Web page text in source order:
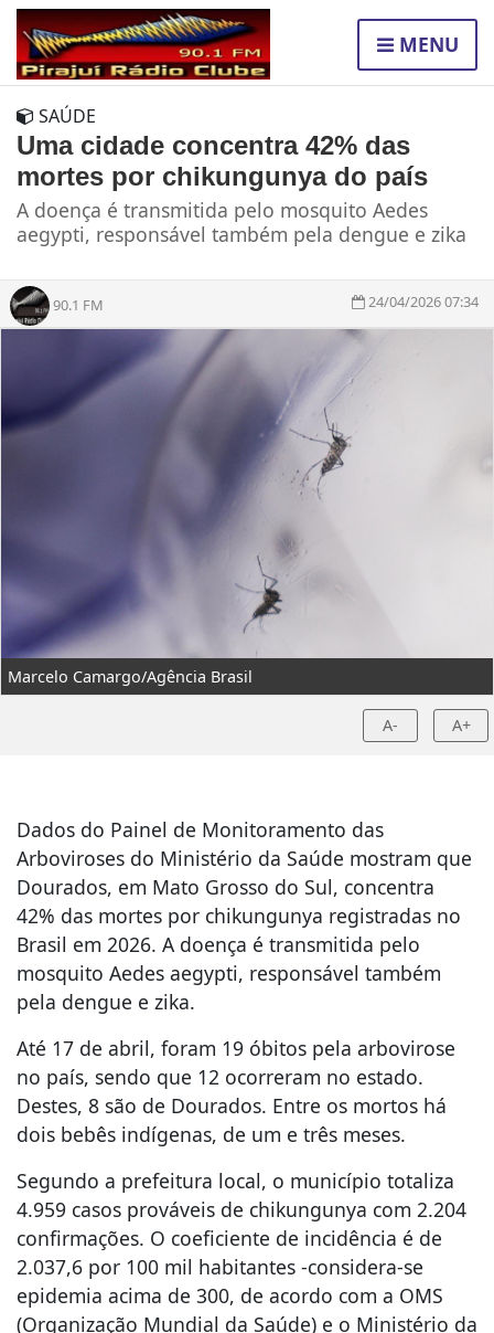
MENU
SAÚDE
Uma cidade concentra 42% das
mortes por chikungunya do país
A doença é transmitida pelo mosquito Aedes
aegypti, responsável também pela dengue e zika
90.1 FM 24/04/2026 07:34
Marcelo Camargo/Agência Brasil
A- A+
Dados do Painel de Monitoramento das
Arboviroses do Ministério da Saúde mostram que
Dourados, em Mato Grosso do Sul, concentra
42% das mortes por chikungunya registradas no
Brasil em 2026. A doença é transmitida pelo
mosquito Aedes aegypti, responsável também
pela dengue e zika.
Até 17 de abril, foram 19 óbitos pela arbovirose
no país, sendo que 12 ocorreram no estado.
Destes, 8 são de Dourados. Entre os mortos há
dois bebês indígenas, de um e três meses.
Segundo a prefeitura local, o município totaliza
4.959 casos prováveis de chikungunya com 2.204
confirmações. O coeficiente de incidência é de
2.037,6 por 100 mil habitantes -considera-se
epidemia acima de 300, de acordo com a OMS
(Organização Mundial da Saúde) e o Ministério da